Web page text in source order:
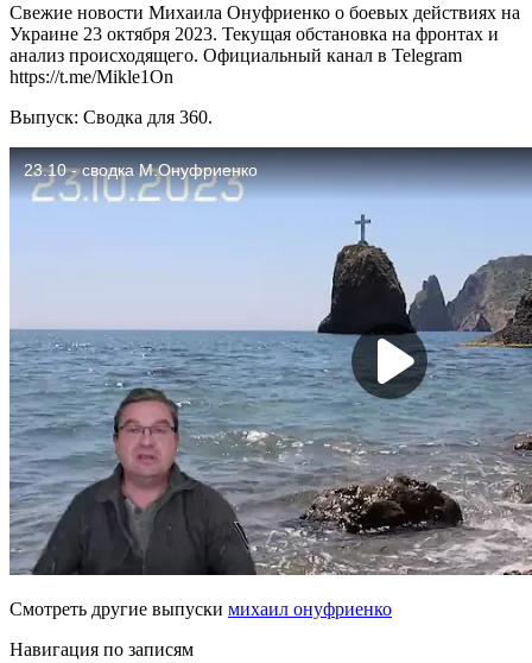
Свежие новости Михаила Онуфриенко о боевых действиях на
Украине 23 октября 2023. Текущая обстановка на фронтах и
анализ происходящего. Официальный канал в Telegram
https://t.me/Mikle1On
Выпуск: Сводка для 360.
Смотреть другие выпуски михаил онуфриенко
Навигация по записям